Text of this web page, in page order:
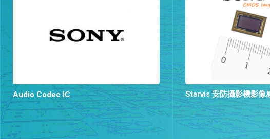
Audio Codec IC Starvis 安防攝影機影像